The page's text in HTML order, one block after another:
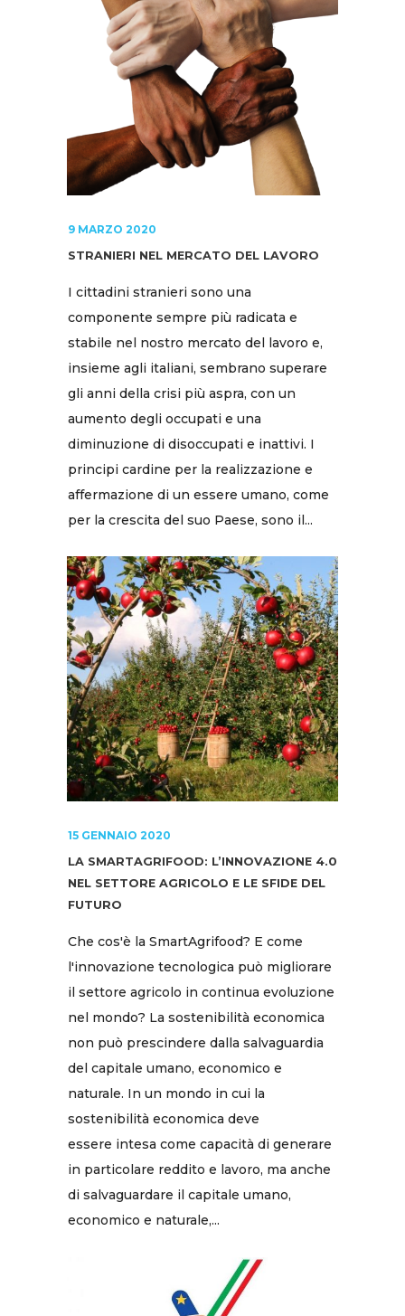
9 MARZO 2020
STRANIERI NEL MERCATO DEL LAVORO
I cittadini stranieri sono una
componente sempre più radicata e
stabile nel nostro mercato del lavoro e,
insieme agli italiani, sembrano superare
gli anni della crisi più aspra, con un
aumento degli occupati e una
diminuzione di disoccupati e inattivi. I
principi cardine per la realizzazione e
affermazione di un essere umano, come
per la crescita del suo Paese, sono il...
15 GENNAIO 2020
LA SMARTAGRIFOOD: L’INNOVAZIONE 4.0
NEL SETTORE AGRICOLO E LE SFIDE DEL
FUTURO
Che cos'è la SmartAgrifood? E come
l'innovazione tecnologica può migliorare
il settore agricolo in continua evoluzione
nel mondo? La sostenibilità economica
non può prescindere dalla salvaguardia
del capitale umano, economico e
naturale. In un mondo in cui la
sostenibilità economica deve
essere intesa come capacità di generare
in particolare reddito e lavoro, ma anche
di salvaguardare il capitale umano,
economico e naturale,...